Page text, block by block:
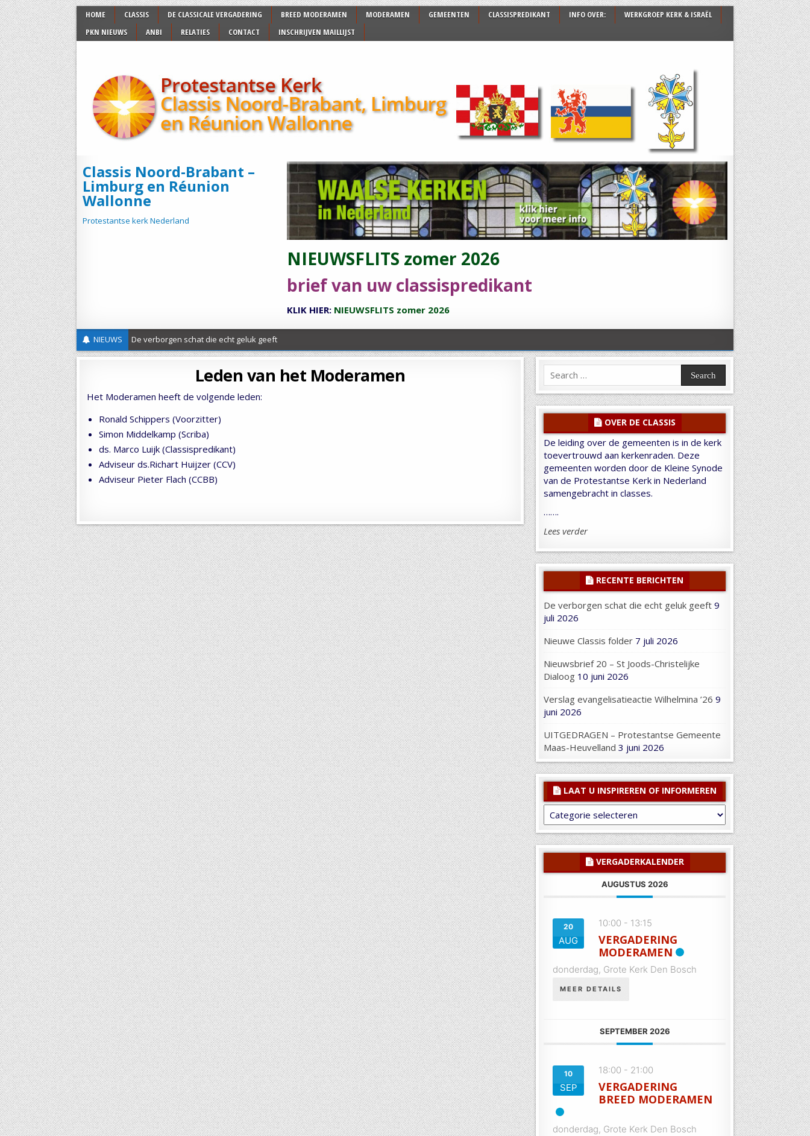
HOME CLASSIS DE CLASSICALE VERGADERING BREED MODERAMEN MODERAMEN GEMEENTEN CLASSISPREDIKANT INFO OVER:
WERKGROEP KERK & ISRAËL
PKN NIEUWS
ANBI RELATIES CONTACT INSCHRIJVEN MAILLIJST
Classis Noord-Brabant –
Limburg en Réunion
Wallonne
Protestantse kerk Nederland
NIEUWSFLITS zomer 2026
brief van uw classispredikant
KLIK HIER: NIEUWSFLITS zomer 2026
NIEUWS
De verborgen schat die echt geluk geeft
Nieuwe Classis folder
Nieuwsbrief 20 – St Joods-Christelijke Dialoog
Verslag evangelisatieactie Wilhelmina ’26
UITGEDRAGEN – Protestantse Gemeente Maas-Heuvelland
Uitnodiging Herdenkingsdienst Slavernijverleden
Hemelvaartsgroet
18 mei classicale werkdag
Leden van het Moderamen
Het Moderamen heeft de volgende leden:
Ronald Schippers (Voorzitter)
Simon Middelkamp (Scriba)
ds. Marco Luijk (Classispredikant)
Adviseur ds.Richart Huijzer (CCV)
Adviseur Pieter Flach (CCBB)
Search
for:
OVER DE CLASSIS
De leiding over de gemeenten is in de kerk
toevertrouwd aan kerkenraden. Deze
gemeenten worden door de Kleine Synode
van de Protestantse Kerk in Nederland
samengebracht in classes.
…….
Lees verder
RECENTE BERICHTEN
De verborgen schat die echt geluk geeft 9
juli 2026
Nieuwe Classis folder 7 juli 2026
Nieuwsbrief 20 – St Joods-Christelijke
Dialoog 10 juni 2026
Verslag evangelisatieactie Wilhelmina ’26 9
juni 2026
UITGEDRAGEN – Protestantse Gemeente
Maas-Heuvelland 3 juni 2026
LAAT U INSPIREREN OF INFORMEREN
Laat
U
inspireren
of
informeren
VERGADERKALENDER
AUGUSTUS 2026
20
AUG
10:00 - 13:15
VERGADERING
MODERAMEN
donderdag, Grote Kerk Den Bosch
MEER DETAILS
SEPTEMBER 2026
10
SEP
18:00 - 21:00
VERGADERING
BREED MODERAMEN
donderdag, Grote Kerk Den Bosch